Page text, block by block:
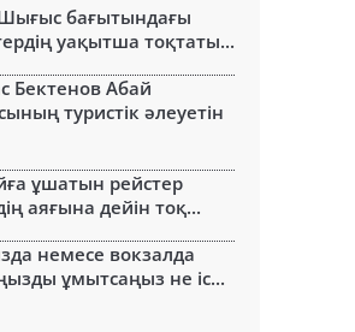
бағытындағы
уақытша тоқтаты...
Бектенов Абай
туристік әлеуетін
ұшатын рейстер
аяғына дейін тоқ...
немесе вокзалда
ұмытсаңыз не іс...